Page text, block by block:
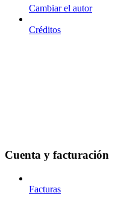
Cambiar el autor
Créditos
Cuenta y facturación
Facturas